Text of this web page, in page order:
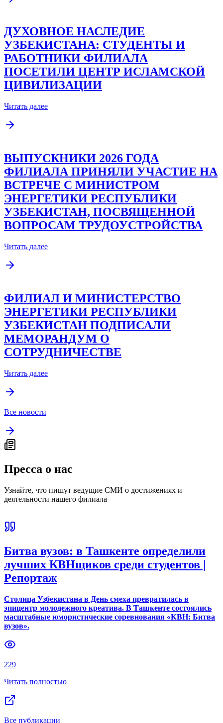
ДУХОВНОЕ НАСЛЕДИЕ
УЗБЕКИСТАНА: СТУДЕНТЫ И
РАБОТНИКИ ФИЛИАЛА
ПОСЕТИЛИ ЦЕНТР ИСЛАМСКОЙ
ЦИВИЛИЗАЦИИ
Читать далее
ВЫПУСКНИКИ 2026 ГОДА
ФИЛИАЛА ПРИНЯЛИ УЧАСТИЕ НА
ВСТРЕЧЕ С МИНИСТРОМ
ЭНЕРГЕТИКИ РЕСПУБЛИКИ
УЗБЕКИСТАН, ПОСВЯЩЕННОЙ
ВОПРОСАМ ТРУДОУСТРОЙСТВА
Читать далее
ФИЛИАЛ И МИНИСТЕРСТВО
ЭНЕРГЕТИКИ РЕСПУБЛИКИ
УЗБЕКИСТАН ПОДПИСАЛИ
МЕМОРАНДУМ О
СОТРУДНИЧЕСТВЕ
Читать далее
Все новости
Пресса о нас
Узнайте, что пишут ведущие СМИ о достижениях и
деятельности нашего филиала
Битва вузов: в Ташкенте определили
лучших КВНщиков среди студентов |
Репортаж
Столица Узбекистана в День смеха превратилась в
эпицентр молодежного креатива. В Ташкенте состоялись
масштабные юмористические соревнования «КВН: Битва
вузов».
229
Читать полностью
Все публикации